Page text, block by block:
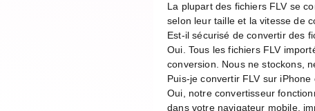
La plupart des fichiers FLV se
selon leur taille et la vitesse de
Est-il sécurisé de convertir des
Oui. Tous les fichiers FLV
conversion. Nous ne stockons,
Puis-je convertir FLV sur iPhone
Oui, notre convertisseur
dans votre navigateur mobile,